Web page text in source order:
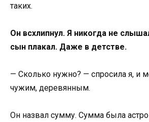
таких.
Он всхлипнул. Я никогда не
сын плакал. Даже в детстве.
— Сколько нужно? — спросила я, и
чужим, деревянным.
Он назвал сумму. Сумма была